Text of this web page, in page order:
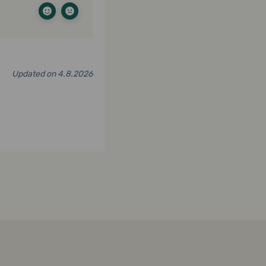
Updated on 4.8.2026